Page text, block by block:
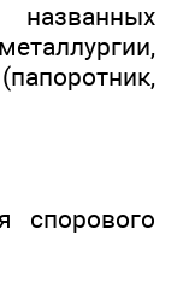
спорового